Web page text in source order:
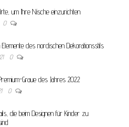
um Ihre Nische einzurichten
0
des nordischen Dekorationsstils
0
Graue des Jahres 2022
0
die beim Designen für Kinder zu